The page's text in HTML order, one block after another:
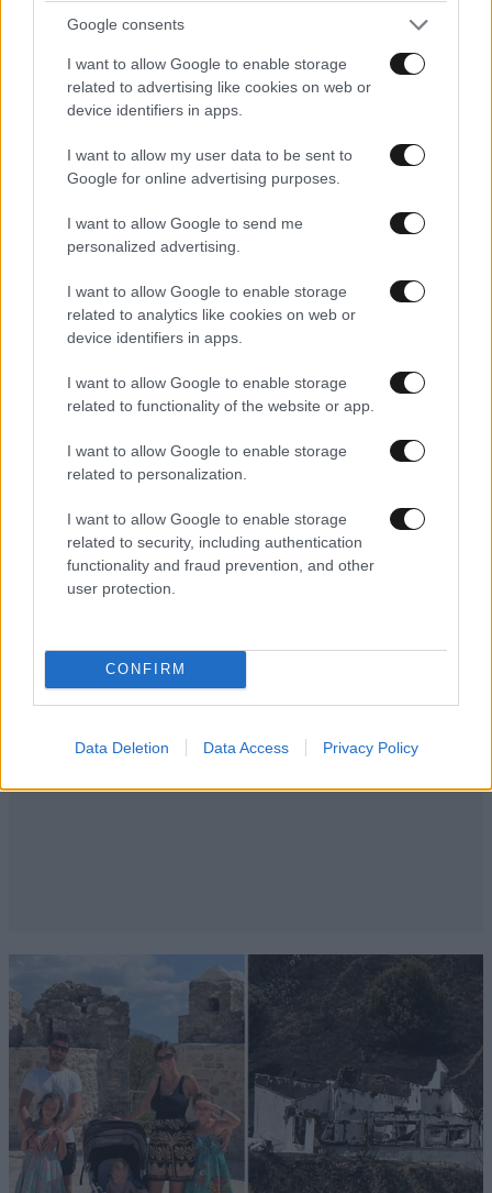
Google consents
I want to allow Google to enable storage
related to advertising like cookies on web or
device identifiers in apps.
I want to allow my user data to be sent to
Google for online advertising purposes.
I want to allow Google to send me
personalized advertising.
I want to allow Google to enable storage
related to analytics like cookies on web or
device identifiers in apps.
I want to allow Google to enable storage
related to functionality of the website or app.
I want to allow Google to enable storage
related to personalization.
I want to allow Google to enable storage
related to security, including authentication
functionality and fraud prevention, and other
user protection.
CONFIRM
Data Deletion Data Access Privacy Policy
Σαν σήμερα 6 Αυγούστου: Πεθαίνει η Ρίτα
Σακελλαρίου, η λαϊκή ντίβα που έκανε τη ζωή